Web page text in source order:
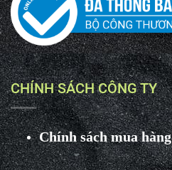
CHÍNH SÁCH CÔNG TY
Chính sách mua hàng